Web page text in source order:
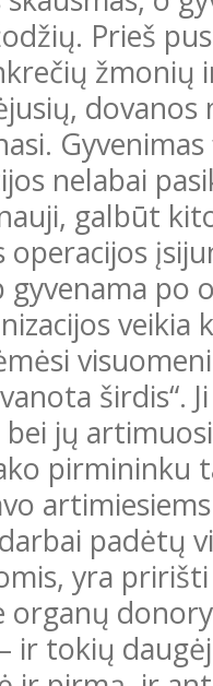
Prieš
žmonių
nelabai
galbūt
gyvenama
veikia
širdis“.
jų
pirmininku
padėtų
yra
organų
ir tokių